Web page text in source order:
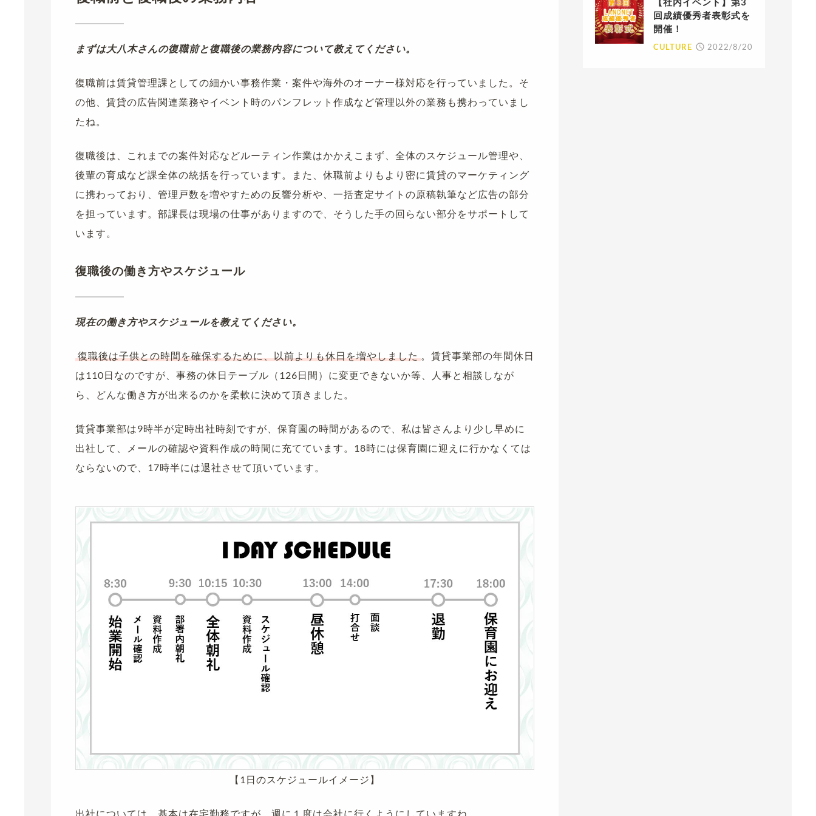
まずは大八木さんの復職前と復職後の業務内容について教えてください。
復職前は賃貸管理課としての細かい事務作業・案件や海外のオーナー様対応を行っていました。そ
の他、賃貸の広告関連業務やイベント時のパンフレット作成など管理以外の業務も携わっていまし
たね。
復職後は、これまでの案件対応などルーティン作業はかかえこまず、全体のスケジュール管理や、
後輩の育成など課全体の統括を行っています。また、休職前よりもより密に賃貸のマーケティング
に携わっており、管理戸数を増やすための反響分析や、一括査定サイトの原稿執筆など広告の部分
を担っています。部課長は現場の仕事がありますので、そうした手の回らない部分をサポートして
います。
復職後の働き方やスケジュール
現在の働き方やスケジュールを教えてください。
復職後は子供との時間を確保するために、以前よりも休日を増やしました
。賃貸事業部の年間休日
は110日なのですが、事務の休日テーブル（126日間）に変更できないか等、人事と相談しなが
ら、どんな働き方が出来るのかを柔軟に決めて頂きました。
賃貸事業部は9時半が定時出社時刻ですが、保育園の時間があるので、私は皆さんより少し早めに
出社して、メールの確認や資料作成の時間に充てています。18時には保育園に迎えに行かなくては
ならないので、17時半には退社させて頂いています。
【1日のスケジュールイメージ】
出社については、基本は在宅勤務ですが、週に１度は会社に行くようにしていますね。
回成績優秀者表彰式を
開催！
CULTURE 2022/8/20